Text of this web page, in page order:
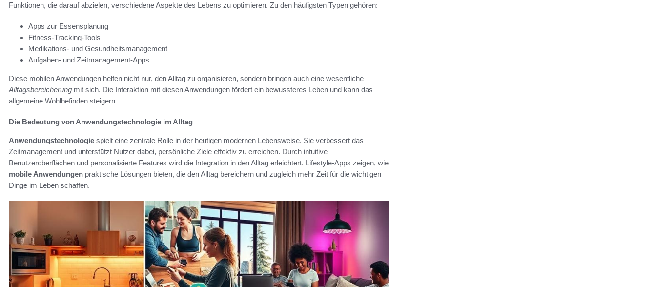
Funktionen, die darauf abzielen, verschiedene Aspekte des Lebens zu optimieren. Zu den häufigsten Typen gehören:
Apps zur Essensplanung
Fitness-Tracking-Tools
Medikations- und Gesundheitsmanagement
Aufgaben- und Zeitmanagement-Apps
Diese mobilen Anwendungen helfen nicht nur, den Alltag zu organisieren, sondern bringen auch eine wesentliche
Alltagsbereicherung mit sich. Die Interaktion mit diesen Anwendungen fördert ein bewussteres Leben und kann das
allgemeine Wohlbefinden steigern.
Die Bedeutung von Anwendungstechnologie im Alltag
Anwendungstechnologie spielt eine zentrale Rolle in der heutigen modernen Lebensweise. Sie verbessert das
Zeitmanagement und unterstützt Nutzer dabei, persönliche Ziele effektiv zu erreichen. Durch intuitive
Benutzeroberflächen und personalisierte Features wird die Integration in den Alltag erleichtert. Lifestyle-Apps zeigen, wie
mobile Anwendungen praktische Lösungen bieten, die den Alltag bereichern und zugleich mehr Zeit für die wichtigen
Dinge im Leben schaffen.